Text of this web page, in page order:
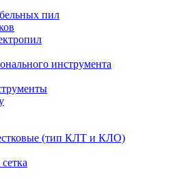
пил
инструмента
(тип КЛТ и КЛО)